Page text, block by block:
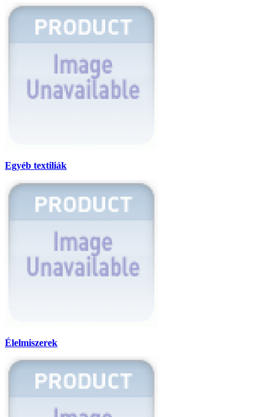
Egyéb textiliák
Élelmiszerek